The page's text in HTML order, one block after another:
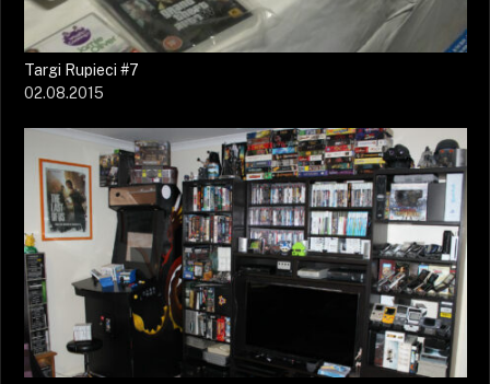
Targi Rupieci #7
02.08.2015